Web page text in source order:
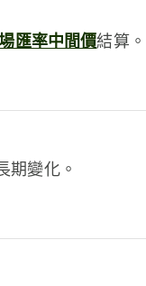
匯率中間價結算。
期變化。